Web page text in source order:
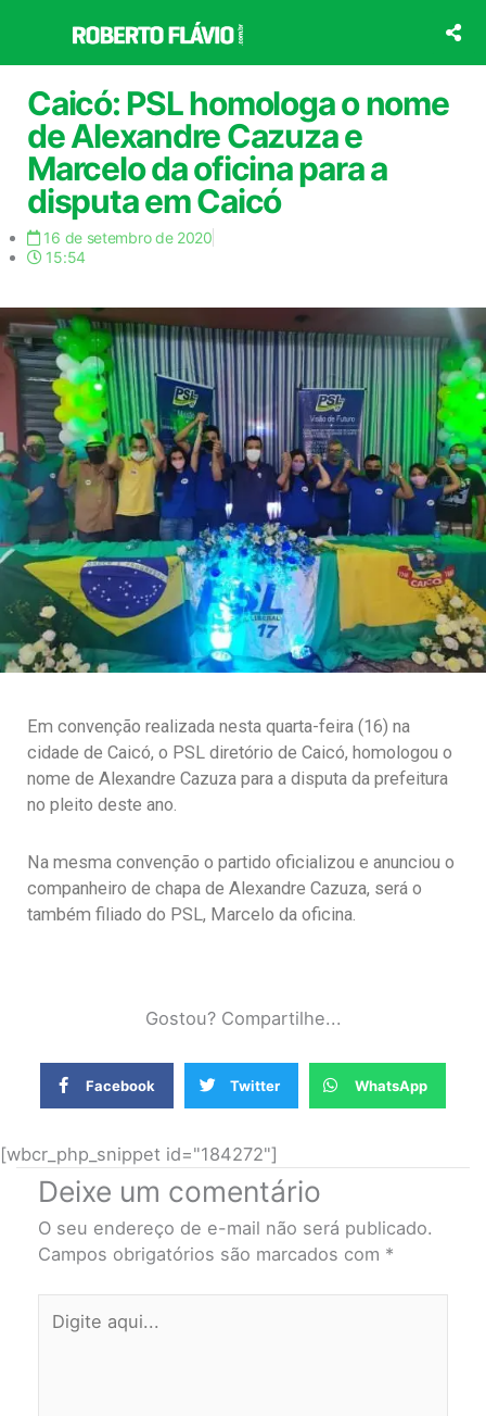
o
conteúdo
Caicó: PSL homologa o nome
de Alexandre Cazuza e
Marcelo da oficina para a
disputa em Caicó
16 de setembro de 2020
15:54
Em convenção realizada nesta quarta-feira (16) na
cidade de Caicó, o PSL diretório de Caicó, homologou o
nome de Alexandre Cazuza para a disputa da prefeitura
no pleito deste ano.
Na mesma convenção o partido oficializou e anunciou o
companheiro de chapa de Alexandre Cazuza, será o
também filiado do PSL, Marcelo da oficina.
Gostou? Compartilhe...
Facebook Twitter WhatsApp
[wbcr_php_snippet id="184272"]
Deixe um comentário
O seu endereço de e-mail não será publicado.
Campos obrigatórios são marcados com *
aqui...